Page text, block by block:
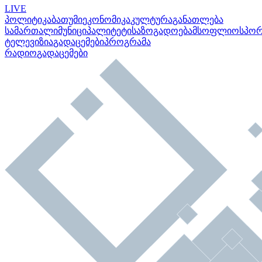
LIVE
პოლიტიკაბათუმიეკონომიკაკულტურაგანათლება
სამართალიმუნიციპალიტეტისაზოგადოებამსოფლიო
ტელევიზიაგადაცემებიპროგრამა
რადიოგადაცემები